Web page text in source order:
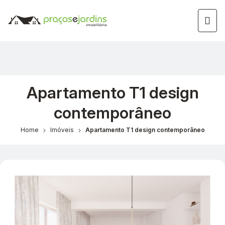
Apartamento T1 design
contemporâneo
Home Imóveis Apartamento T1 design contemporâneo